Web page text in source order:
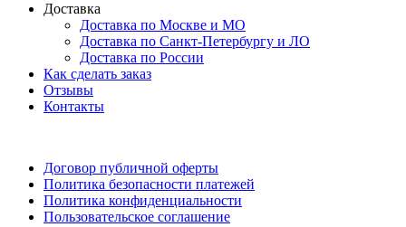
Доставка
Доставка по Москве и МО
Доставка по Санкт-Петербургу и ЛО
Доставка по России
Как сделать заказ
Отзывы
Контакты
Договор публичной оферты
Политика безопасности платежей
Политика конфиденциальности
Пользовательское соглашение